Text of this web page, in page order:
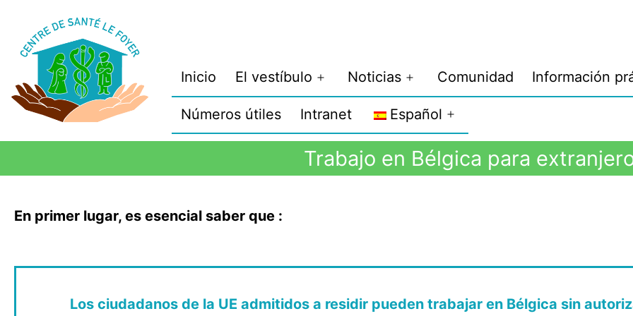
Inicio El vestíbulo Noticias Comunidad Información
Números útiles Intranet Español
Trabajo en Bélgica para
En primer lugar, es esencial saber que :
Los ciudadanos de la UE admitidos a residir pueden trabajar en Bélgica sin